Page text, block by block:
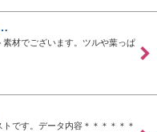
材でございます。ツルや葉っぱ
です。データ内容＊＊＊＊＊＊